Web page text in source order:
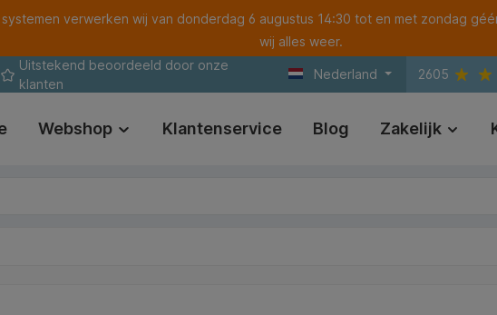
verwerken wij van donderdag 6 augustus 14:30 tot en met zondag
wij alles weer.
Uitstekend beoordeeld door onze
klanten
Nederland 2605
Webshop Klantenservice Blog Zakelijk